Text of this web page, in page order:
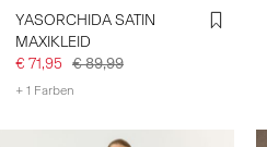
YASORCHIDA SATIN
MAXIKLEID
€ 71,95 € 89,99
+ 1 Farben